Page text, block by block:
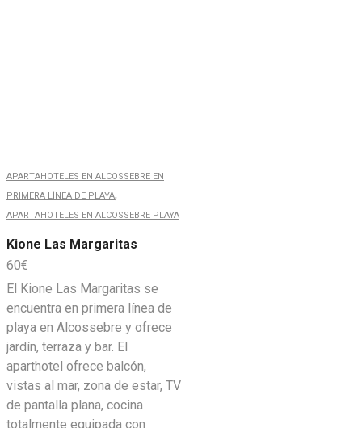
APARTAHOTELES EN ALCOSSEBRE EN
PRIMERA LÍNEA DE PLAYA,
APARTAHOTELES EN ALCOSSEBRE PLAYA
Kione Las Margaritas
60€
El Kione Las Margaritas se
encuentra en primera línea de
playa en Alcossebre y ofrece
jardín, terraza y bar. El
aparthotel ofrece balcón,
vistas al mar, zona de estar, TV
de pantalla plana, cocina
totalmente equipada con